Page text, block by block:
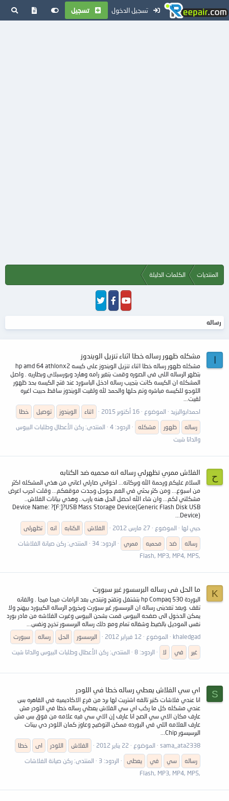
تسجيل الدخول تسجيل
المنتديات الكلمات الدليلة
رساله
ا مشكله ظهور رساله خطا اثناء تنزيل الويندوز
مشكله ظهور رساله خطا اثناء تنزيل الويندوز على كيسه hp amd 64 athlonx2
بتظهر الرساله اللى فى الصوره وقمت بتغير رامه وهارد وبورسبلاى وبطاريه . واصل
المشكله ان الكيسه كانت بتجيب رساله ادخل الباسورد عند فتح الكيسه بحد ظهور
اللوجو للكيسه مباشره وتم حلها والحمد لله ولقيت الويندوز ساقط حبيت اغيره
لقيت...
احمدابواليزيد
الموضوع 16 أكتوبر 2015 اثناء الويندوز توصيل
خطا
رساله
ظهور مشكله الردود: 4 المنتدى: ركن الأعطال وطلبات البيوس
والداتا شيت
ح الفلاش ممري تظهرلي رساله انه محميه ضد الكتابه
السلام عليكم ورحمة الله وبركاته... اخواني صارلي اعاني من هذي المشكله اكثر
من اسبوع... ومن كثر بحثي في العم جوجل وجدت موقعكم... وقلت اجرب اعرض
مشكلتي لكم... وان شاء الله احصل الحل هنه يارب.. وهذي بيانات الفلاش..
Device Name: ?[F:]?USB Mass Storage Device(Generic Flash Disk USB
Device)...
حبي لها
الموضوع 27 مارس 2012 الفلاش الكتابه انه
تظهرلى
رساله
ضد محميه ممري الردود: 34 المنتدى: ركن صيانة الفلاشات
,Flash, MP3, MP4, MP5
K ما الحل فى رساله البرسسور غير سبورت
البوردة hp Compaq 530 بتشتغل وتفتح وتبتدى بعد الرامات ميجا ميجا . والفانه
تقف .وبعد تعدبنى رساله ان البرسسور غير سبورت وبخروج الرساله الكيبورد بيهنج ولا
يمكن الدخول الى صفحه البيوس قمت بشحن البيوس وغيرت الفلاشه من مادر بورد
نفس الموديل بالضيط وشغاله تمام ومع دلك رساله البرسسور تخرج ونفس...
khaledgad
الموضوع 12 فبراير 2012 البرسسور الحل رساله
سبورت
غير
في لا الردود: 8 المنتدى: ركن الأعطال وطلبات البيوس والداتا شيت
S اي سي الفلاش يعطي رساله خطا في اللودر
انا عندي فلاشات كتير تالفه اشتريت لها برد من فرع الاكاديميه في القاهره بس
عندي مشكله كل ما ركب اي سي الفلاش يعطي رساله خطا في اللودر مش
عارف مكان الاي سي الصح انا عارف إن الاي سي فيه علامه من فوق بس مش
عارف العلامه اللي في البورده ممكن التوضيح وعاوز كمان اللودر دي بينات
البرسيسور Chip...
sama_ata2338
الموضوع 22 يناير 2012 الفلاش اللودر اى
خطا
رساله
سي في يعطى الردود: 3 المنتدى: ركن صيانة الفلاشات
,Flash, MP3, MP4, MP5